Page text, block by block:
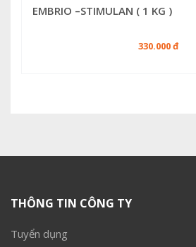
EMBRIO –STIMULAN ( 1 KG )
330.000 đ
THÔNG TIN CÔNG TY
Tuyển dụng